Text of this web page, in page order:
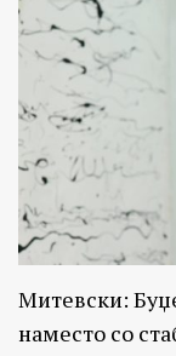
Митевски:
наместо со